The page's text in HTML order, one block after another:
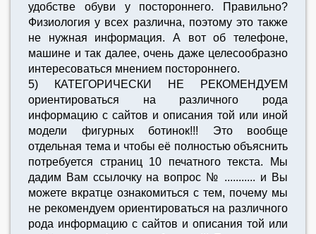
удобстве обуви у постороннего. Правильно?
Физиология у всех различна, поэтому это также
не нужная информация. А вот об телефоне,
машине и так далее, очень даже целесообразно
интересоваться мнением постороннего.
5) КАТЕГОРИЧЕСКИ НЕ РЕКОМЕНДУЕМ
ориентироваться на различного рода
информацию с сайтов и описания той или иной
модели фигурных ботинок!!! Это вообще
отдельная тема и чтобы её полностью объяснить
потребуется страниц 10 печатного текста. Мы
дадим Вам ссылочку на вопрос № ........... и Вы
можете вкратце ознакомиться с тем, почему мы
не рекомендуем ориентироваться на различного
рода информацию с сайтов и описания той или